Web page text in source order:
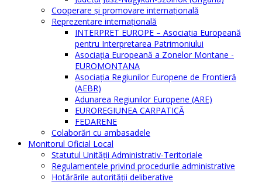
Cooperare şi promovare internaţională
Reprezentare internaţională
INTERPRET EUROPE – Asociația Europeană
pentru Interpretarea Patrimoniului
Asociația Europeană a Zonelor Montane -
EUROMONTANA
Asociația Regiunilor Europene de Frontieră
(AEBR)
Adunarea Regiunilor Europene (ARE)
EUROREGIUNEA CARPATICĂ
FEDARENE
Colaborări cu ambasadele
Monitorul Oficial Local
Statutul Unităţii Administrativ-Teritoriale
Regulamentele privind procedurile administrative
Hotărârile autorităţii deliberative